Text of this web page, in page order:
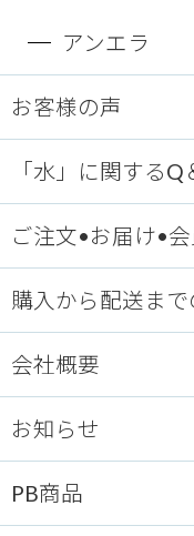
アンエラ
お客様の声
「水」に関するQ
ご注文•お届け•
購入から配送ま
会社概要
お知らせ
PB商品